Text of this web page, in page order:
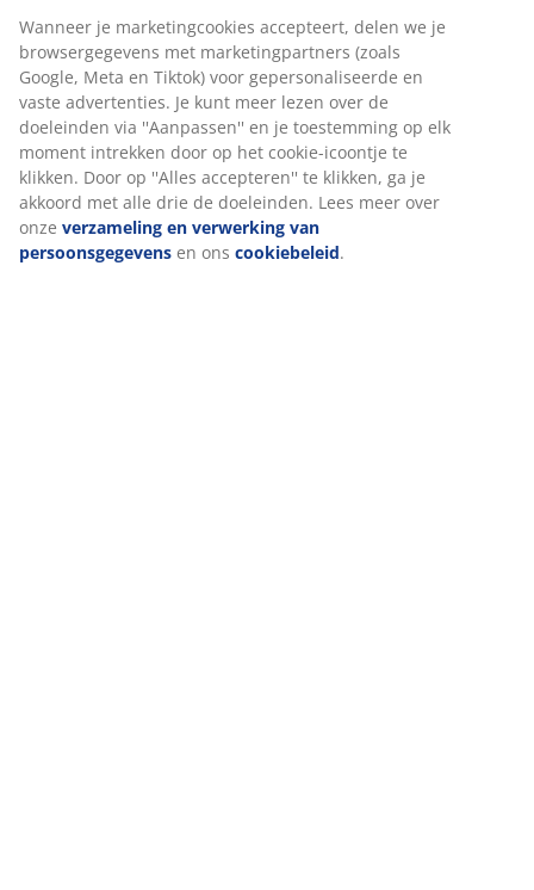
Wanneer je marketingcookies accepteert, delen we je
browsergegevens met marketingpartners (zoals
Google, Meta en Tiktok) voor gepersonaliseerde en
vaste advertenties. Je kunt meer lezen over de
doeleinden via ''Aanpassen'' en je toestemming op elk
moment intrekken door op het cookie-icoontje te
klikken. Door op ''Alles accepteren'' te klikken, ga je
akkoord met alle drie de doeleinden. Lees meer over
onze verzameling en verwerking van
persoonsgegevens en ons cookiebeleid.